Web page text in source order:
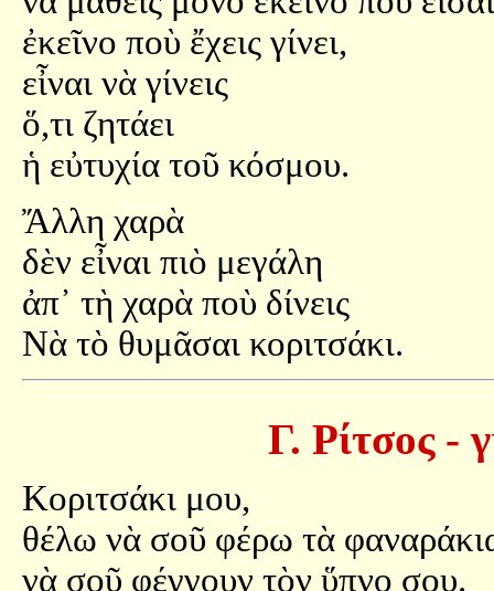
ἐκεῖνο ποὺ ἔχεις γίνει,
εἶναι νὰ γίνεις
ὅ,τι ζητάει
ἡ εὐτυχία τοῦ κόσμου.
Ἄλλη χαρὰ
δὲν εἶναι πιὸ μεγάλη
ἀπ᾿ τὴ χαρὰ ποὺ δίνεις
Νὰ τὸ θυμᾶσαι κοριτσάκι.
Γ. Ρίτσος -
Κοριτσάκι μου,
θέλω νὰ σοῦ φέρω τὰ
νὰ σοῦ φέγγουν τὸν ὕπνο σου.